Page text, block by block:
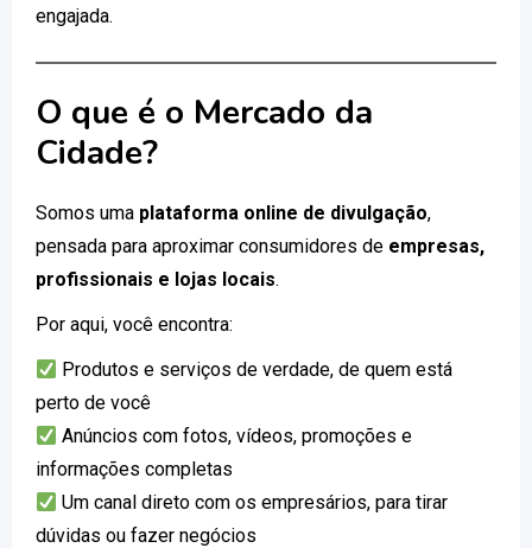
engajada.
O que é o Mercado da
Cidade?
Somos uma plataforma online de divulgação,
pensada para aproximar consumidores de empresas,
profissionais e lojas locais.
Por aqui, você encontra:
Produtos e serviços de verdade, de quem está
perto de você
Anúncios com fotos, vídeos, promoções e
informações completas
Um canal direto com os empresários, para tirar
dúvidas ou fazer negócios